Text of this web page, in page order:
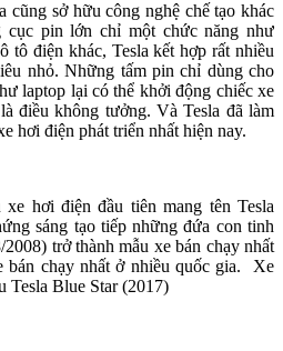
cũng sở hữu công nghệ chế tạo khác
cục pin lớn chỉ một chức năng như
tô điện khác, Tesla kết hợp rất nhiều
nhỏ. Những tấm pin chỉ dùng cho
laptop lại có thể khởi động chiếc xe
điều không tưởng. Và Tesla đã làm
hơi điện phát triển nhất hiện nay.
xe hơi điện đầu tiên mang tên Tesla
sáng tạo tiếp những đứa con tinh
trở thành mẫu xe bán chạy nhất
bán chạy nhất ở nhiều quốc gia. Xe
Tesla Blue Star (2017)